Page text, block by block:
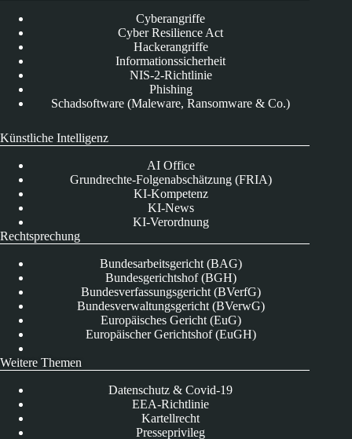
Cyberangriffe
Cyber Resilience Act
Hackerangriffe
Informationssicherheit
NIS-2-Richtlinie
Phishing
Schadsoftware (Maleware, Ransomware & Co.)
Künstliche Intelligenz
AI Office
Grundrechte-Folgenabschätzung (FRIA)
KI-Kompetenz
KI-News
KI-Verordnung
Rechtsprechung
Bundesarbeitsgericht (BAG)
Bundesgerichtshof (BGH)
Bundesverfassungsgericht (BVerfG)
Bundesverwaltungsgericht (BVerwG)
Europäisches Gericht (EuG)
Europäischer Gerichtshof (EuGH)
Weitere Themen
Datenschutz & Covid-19
EEA-Richtlinie
Kartellrecht
Presseprivileg